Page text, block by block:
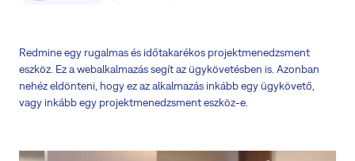
Redmine egy rugalmas és időtakarékos projektmenedzsment
eszköz. Ez a webalkalmazás segít az ügykövetésben is. Azonban
nehéz eldönteni, hogy ez az alkalmazás inkább egy ügykövető,
vagy inkább egy projektmenedzsment eszköz-e.